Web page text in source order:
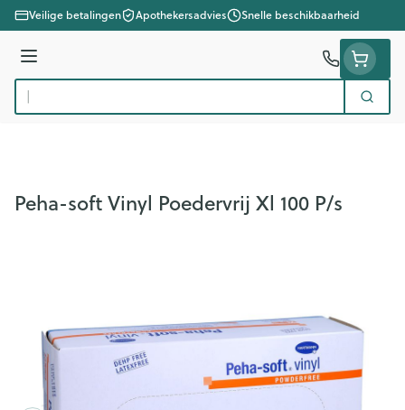
Ga naar de inhoud
Veilige betalingen Apothekersadvies Snelle beschikbaarheid
Menu
Product, merk, categorie... Zoek
Peha-soft Vinyl Poedervrij Xl 100 P/s